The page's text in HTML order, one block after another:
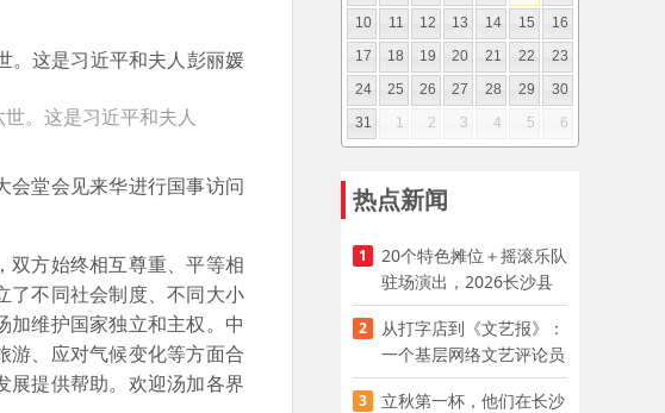
。这是习近平和夫人
堂会见来华进行国事访问
方始终相互尊重、平等相
了不同社会制度、不同大小
加维护国家独立和主权。中
游、应对气候变化等方面合
展提供帮助。欢迎汤加各界
10
11 12 13 14 15
16
17
18 19 20 21 22
23
24
25 26 27 28 29
30
31
1 2 3 4 5 6
热点新闻
1
20个特色摊位＋摇滚乐队
驻场演出，2026长沙县
夜市嘉年华启幕
2
从打字店到《文艺报》：
一个基层网络文艺评论员
的突围
3
立秋第一杯，他们在长沙